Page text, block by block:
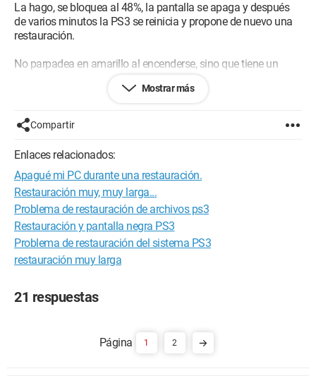
La hago, se bloquea al 48%, la pantalla se apaga y después
de varios minutos la PS3 se reinicia y propone de nuevo una
restauración.
No parpadea en amarillo al encenderse, sino que tiene un
El sistema de archivos del almacenamiento del sistema está
dañado y se va a restaurar
O.K.
No consigo encontrar el modo de recuperación como se
indica aquí:
http://www.commentcamarche.net/faq/31598-ps3-le-mode-
recovery#q=ps3+restauration+impossible
Gracias
Mostrar más
Compartir
Enlaces relacionados:
Apagué mi PC durante una restauración.
Restauración muy, muy larga...
Problema de restauración de archivos ps3
Restauración y pantalla negra PS3
Problema de restauración del sistema PS3
restauración muy larga
21 respuestas
1 2